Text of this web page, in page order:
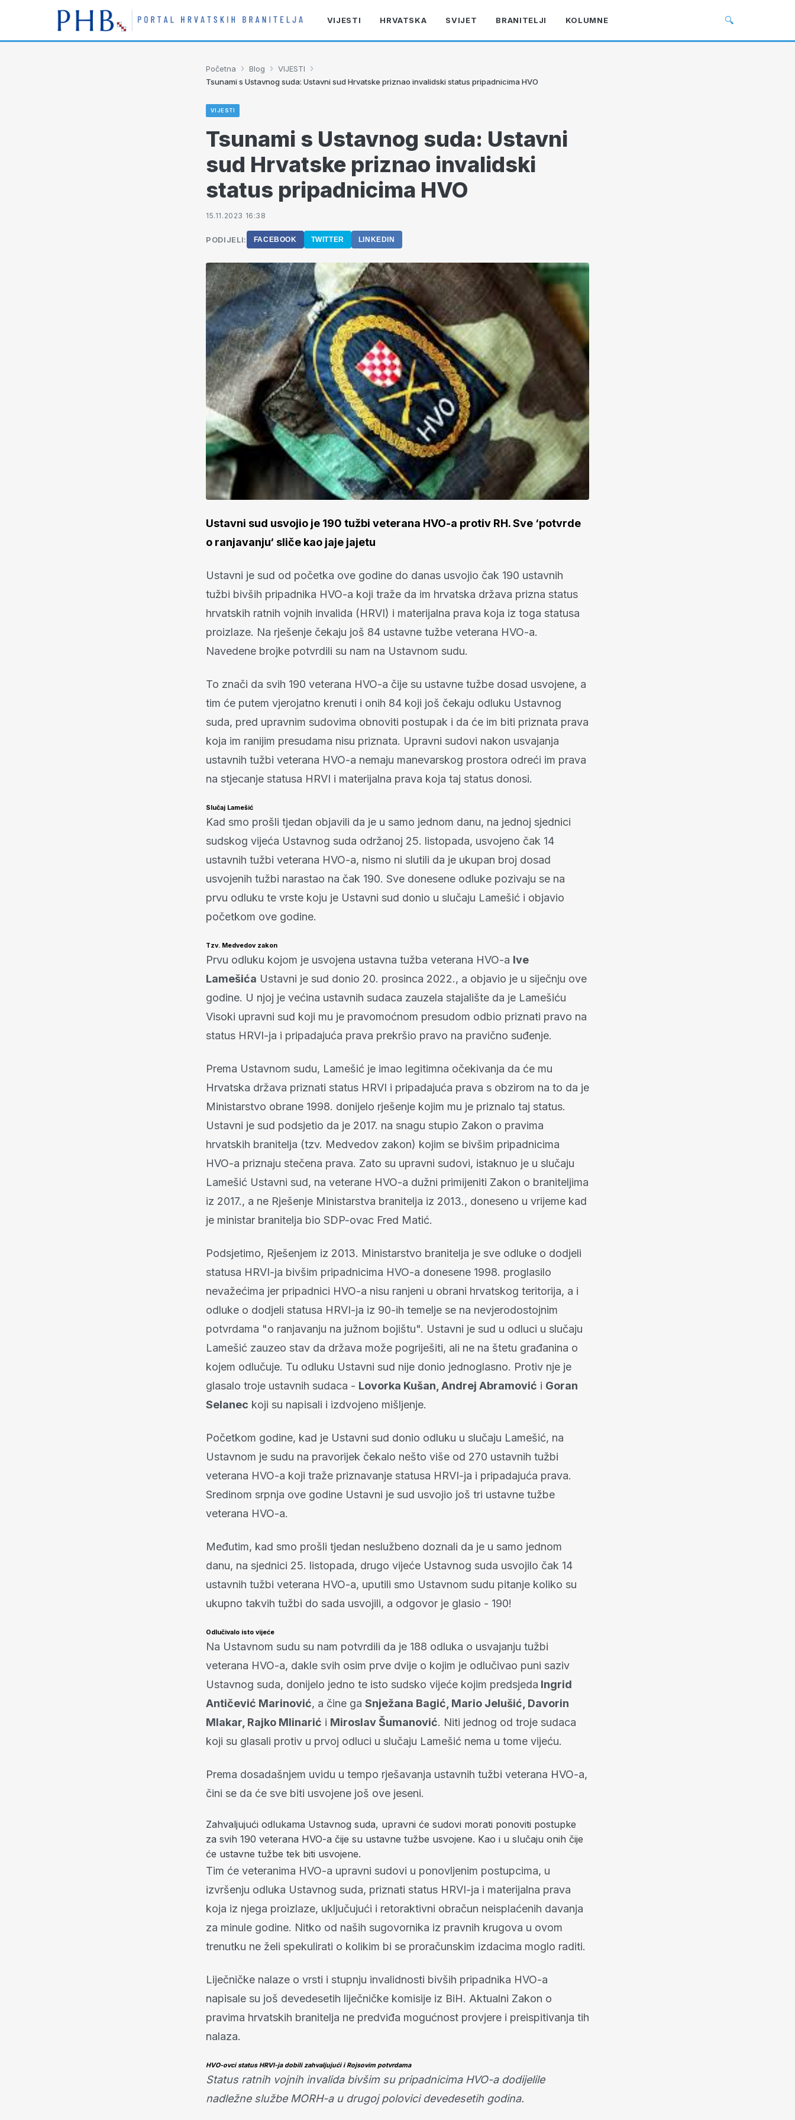
VIJESTI HRVATSKA SVIJET BRANITELJI KOLUMNE 🔍
Početna › Blog › VIJESTI ›
Tsunami s Ustavnog suda: Ustavni sud Hrvatske priznao invalidski status pripadnicima HVO
VIJESTI
Tsunami s Ustavnog suda: Ustavni
sud Hrvatske priznao invalidski
status pripadnicima HVO
15.11.2023 16:38
PODIJELI: FACEBOOK TWITTER LINKEDIN
Ustavni sud usvojio je 190 tužbi veterana HVO-a protiv RH. Sve ‘potvrde
o ranjavanju‘ sliče kao jaje jajetu
Ustavni je sud od početka ove godine do danas usvojio čak 190 ustavnih
tužbi bivših pripadnika HVO-a koji traže da im hrvatska država prizna status
hrvatskih ratnih vojnih invalida (HRVI) i materijalna prava koja iz toga statusa
proizlaze. Na rješenje čekaju još 84 ustavne tužbe veterana HVO-a.
Navedene brojke potvrdili su nam na Ustavnom sudu.
To znači da svih 190 veterana HVO-a čije su ustavne tužbe dosad usvojene, a
tim će putem vjerojatno krenuti i onih 84 koji još čekaju odluku Ustavnog
suda, pred upravnim sudovima obnoviti postupak i da će im biti priznata prava
koja im ranijim presudama nisu priznata. Upravni sudovi nakon usvajanja
ustavnih tužbi veterana HVO-a nemaju manevarskog prostora odreći im prava
na stjecanje statusa HRVI i materijalna prava koja taj status donosi.
Slučaj Lamešić
Kad smo prošli tjedan objavili da je u samo jednom danu, na jednoj sjednici
sudskog vijeća Ustavnog suda održanoj 25. listopada, usvojeno čak 14
ustavnih tužbi veterana HVO-a, nismo ni slutili da je ukupan broj dosad
usvojenih tužbi narastao na čak 190. Sve donesene odluke pozivaju se na
prvu odluku te vrste koju je Ustavni sud donio u slučaju Lamešić i objavio
početkom ove godine.
Tzv. Medvedov zakon
Prvu odluku kojom je usvojena ustavna tužba veterana HVO-a Ive
Lamešića Ustavni je sud donio 20. prosinca 2022., a objavio je u siječnju ove
godine. U njoj je većina ustavnih sudaca zauzela stajalište da je Lamešiću
Visoki upravni sud koji mu je pravomoćnom presudom odbio priznati pravo na
status HRVI-ja i pripadajuća prava prekršio pravo na pravično suđenje.
Prema Ustavnom sudu, Lamešić je imao legitimna očekivanja da će mu
Hrvatska država priznati status HRVI i pripadajuća prava s obzirom na to da je
Ministarstvo obrane 1998. donijelo rješenje kojim mu je priznalo taj status.
Ustavni je sud podsjetio da je 2017. na snagu stupio Zakon o pravima
hrvatskih branitelja (tzv. Medvedov zakon) kojim se bivšim pripadnicima
HVO-a priznaju stečena prava. Zato su upravni sudovi, istaknuo je u slučaju
Lamešić Ustavni sud, na veterane HVO-a dužni primijeniti Zakon o braniteljima
iz 2017., a ne Rješenje Ministarstva branitelja iz 2013., doneseno u vrijeme kad
je ministar branitelja bio SDP-ovac Fred Matić.
Podsjetimo, Rješenjem iz 2013. Ministarstvo branitelja je sve odluke o dodjeli
statusa HRVI-ja bivšim pripadnicima HVO-a donesene 1998. proglasilo
nevažećima jer pripadnici HVO-a nisu ranjeni u obrani hrvatskog teritorija, a i
odluke o dodjeli statusa HRVI-ja iz 90-ih temelje se na nevjerodostojnim
potvrdama "o ranjavanju na južnom bojištu". Ustavni je sud u odluci u slučaju
Lamešić zauzeo stav da država može pogriješiti, ali ne na štetu građanina o
kojem odlučuje. Tu odluku Ustavni sud nije donio jednoglasno. Protiv nje je
glasalo troje ustavnih sudaca - Lovorka Kušan, Andrej Abramović i Goran
Selanec koji su napisali i izdvojeno mišljenje.
Početkom godine, kad je Ustavni sud donio odluku u slučaju Lamešić, na
Ustavnom je sudu na pravorijek čekalo nešto više od 270 ustavnih tužbi
veterana HVO-a koji traže priznavanje statusa HRVI-ja i pripadajuća prava.
Sredinom srpnja ove godine Ustavni je sud usvojio još tri ustavne tužbe
veterana HVO-a.
Međutim, kad smo prošli tjedan neslužbeno doznali da je u samo jednom
danu, na sjednici 25. listopada, drugo vijeće Ustavnog suda usvojilo čak 14
ustavnih tužbi veterana HVO-a, uputili smo Ustavnom sudu pitanje koliko su
ukupno takvih tužbi do sada usvojili, a odgovor je glasio - 190!
Odlučivalo isto vijeće
Na Ustavnom sudu su nam potvrdili da je 188 odluka o usvajanju tužbi
veterana HVO-a, dakle svih osim prve dvije o kojim je odlučivao puni saziv
Ustavnog suda, donijelo jedno te isto sudsko vijeće kojim predsjeda Ingrid
Antičević Marinović, a čine ga Snježana Bagić, Mario Jelušić, Davorin
Mlakar, Rajko Mlinarić i Miroslav Šumanović. Niti jednog od troje sudaca
koji su glasali protiv u prvoj odluci u slučaju Lamešić nema u tome vijeću.
Prema dosadašnjem uvidu u tempo rješavanja ustavnih tužbi veterana HVO-a,
čini se da će sve biti usvojene još ove jeseni.
Zahvaljujući odlukama Ustavnog suda, upravni će sudovi morati ponoviti postupke
za svih 190 veterana HVO-a čije su ustavne tužbe usvojene. Kao i u slučaju onih čije
će ustavne tužbe tek biti usvojene.
Tim će veteranima HVO-a upravni sudovi u ponovljenim postupcima, u
izvršenju odluka Ustavnog suda, priznati status HRVI-ja i materijalna prava
koja iz njega proizlaze, uključujući i retoraktivni obračun neisplaćenih davanja
za minule godine. Nitko od naših sugovornika iz pravnih krugova u ovom
trenutku ne želi spekulirati o kolikim bi se proračunskim izdacima moglo raditi.
Liječničke nalaze o vrsti i stupnju invalidnosti bivših pripadnika HVO-a
napisale su još devedesetih liječničke komisije iz BiH. Aktualni Zakon o
pravima hrvatskih branitelja ne predviđa mogućnost provjere i preispitivanja tih
nalaza.
HVO-ovci status HRVI-ja dobili zahvaljujući i Rojsovim potvrdama
Status ratnih vojnih invalida bivšim su pripadnicima HVO-a dodijelile
nadležne službe MORH-a u drugoj polovici devedesetih godina.